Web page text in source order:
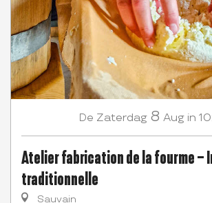
De Zaterdag 8 Aug in
Atelier fabrication de la fourme –
traditionnelle
Sauvain